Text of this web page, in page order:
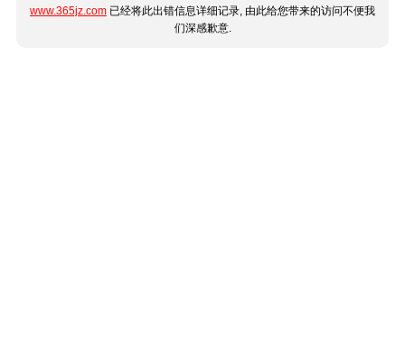
www.365jz.com 已经将此出错信息详细记录, 由此给您带来的访问不便我
们深感歉意.